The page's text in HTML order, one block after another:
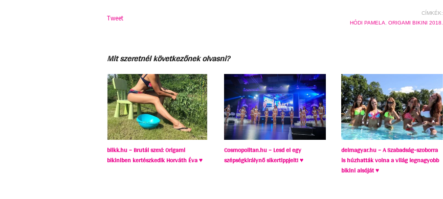
Tweet
CÍMKÉK:
HÓDI PAMELA
ORIGAMI BIKINI 2018.
Mit szeretnél következőnek olvasni?
blikk.hu – Brutál szexi: Origami
bikiniben kertészkedik Horváth Éva ♥
Cosmopolitan.hu – Lesd el egy
szépségkirálynő sikertippjeit! ♥
delmagyar.hu – A Szabadság-szoborra
is húzhatták volna a világ legnagyobb
bikini alsóját ♥